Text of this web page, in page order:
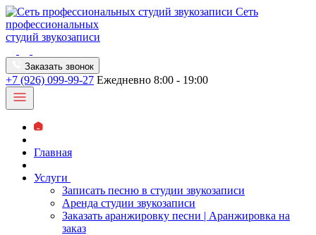
Сеть
профессиональных
студий звукозаписи
Заказать звонок
+7 (926) 099-99-27 Ежедневно 8:00 - 19:00
Главная
Услуги
Записать песню в студии звукозаписи
Аренда студии звукозаписи
Заказать аранжировку песни | Аранжировка на
заказ